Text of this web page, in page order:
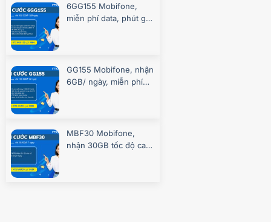
6GG155 Mobifone,
miễn phí data, phút gọi
GG155 Mobifone, nhận
6GB/ ngày, miễn phí
MBF30 Mobifone,
nhận 30GB tốc độ cao